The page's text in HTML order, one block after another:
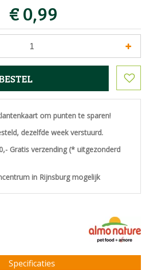
€0,99
om punten te sparen!
dezelfde week verstuurd.
Gratis verzending (* uitgezonderd
in Rijnsburg mogelijk
Specificaties